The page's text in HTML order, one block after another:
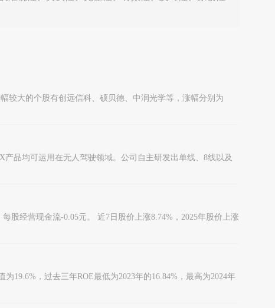
较大的个股有创远信科、硕贝德、中润光学等，涨幅分别为
品均可运用在无人驾驶领域。公司自主研发出单线、8线以及
股经营现金流-0.05元。 近7日股价上涨8.74%，2025年股价上涨
19.6%，过去三年ROE最低为2023年的16.84%，最高为2024年